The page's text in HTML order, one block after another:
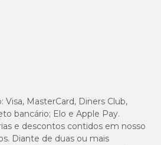
Visa, MasterCard, Diners Club,
bancário; Elo e Apple Pay.
e descontos contidos em nosso
Diante de duas ou mais